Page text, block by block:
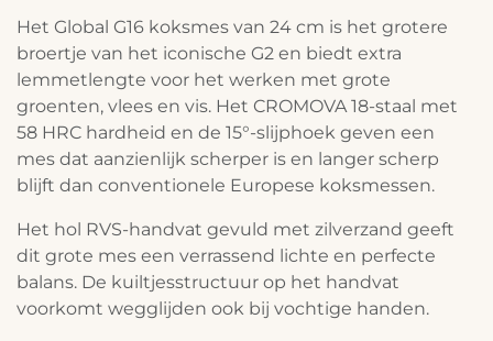
Het Global G16 koksmes van 24 cm is het grotere
broertje van het iconische G2 en biedt extra
lemmetlengte voor het werken met grote
groenten, vlees en vis. Het CROMOVA 18-staal met
58 HRC hardheid en de 15°-slijphoek geven een
mes dat aanzienlijk scherper is en langer scherp
blijft dan conventionele Europese koksmessen.
Het hol RVS-handvat gevuld met zilverzand geeft
dit grote mes een verrassend lichte en perfecte
balans. De kuiltjesstructuur op het handvat
voorkomt wegglijden ook bij vochtige handen.